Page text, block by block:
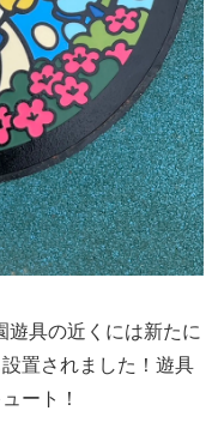
遊具の近くには新たに
置されました！遊具
ート！